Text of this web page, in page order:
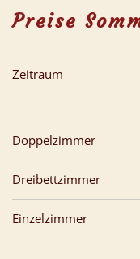
Preise
Zeitraum
Doppelzimmer
Dreibettzimmer
Einzelzimmer